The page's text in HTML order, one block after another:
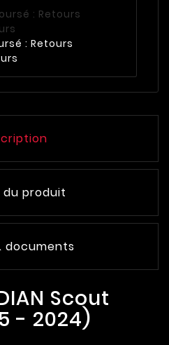
: Retours
du produit
documents
Scout
- 2024)